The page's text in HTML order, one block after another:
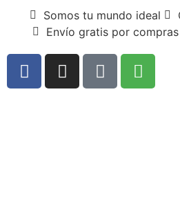
Somos tu mundo ideal
Envío gratis por